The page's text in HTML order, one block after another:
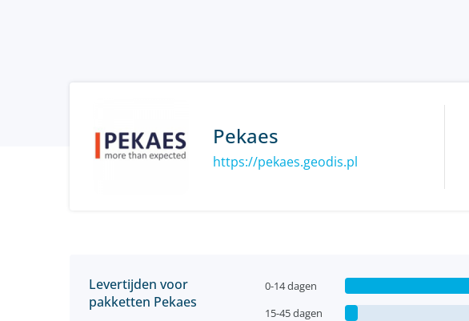
Pekaes
https://pekaes.geodis.pl
Levertijden voor
pakketten Pekaes
0-14 dagen
15-45 dagen